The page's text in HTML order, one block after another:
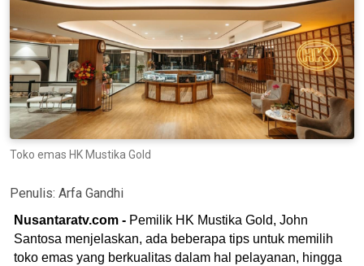
Toko emas HK Mustika Gold
Penulis: Arfa Gandhi
Nusantaratv.com - Pemilik HK Mustika Gold, John
Santosa menjelaskan, ada beberapa tips untuk memilih
toko emas yang berkualitas dalam hal pelayanan, hingga